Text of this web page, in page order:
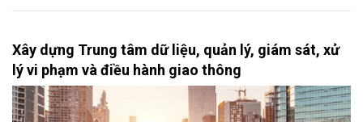
Xây dựng Trung tâm dữ liệu, quản lý, giám sát, xử
lý vi phạm và điều hành giao thông